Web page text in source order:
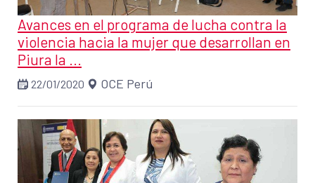
Avances en el programa de lucha contra la
violencia hacia la mujer que desarrollan en
Piura la ...
22/01/2020 OCE Perú